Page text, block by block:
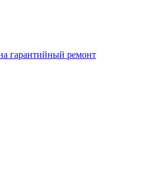
гарантийный ремонт